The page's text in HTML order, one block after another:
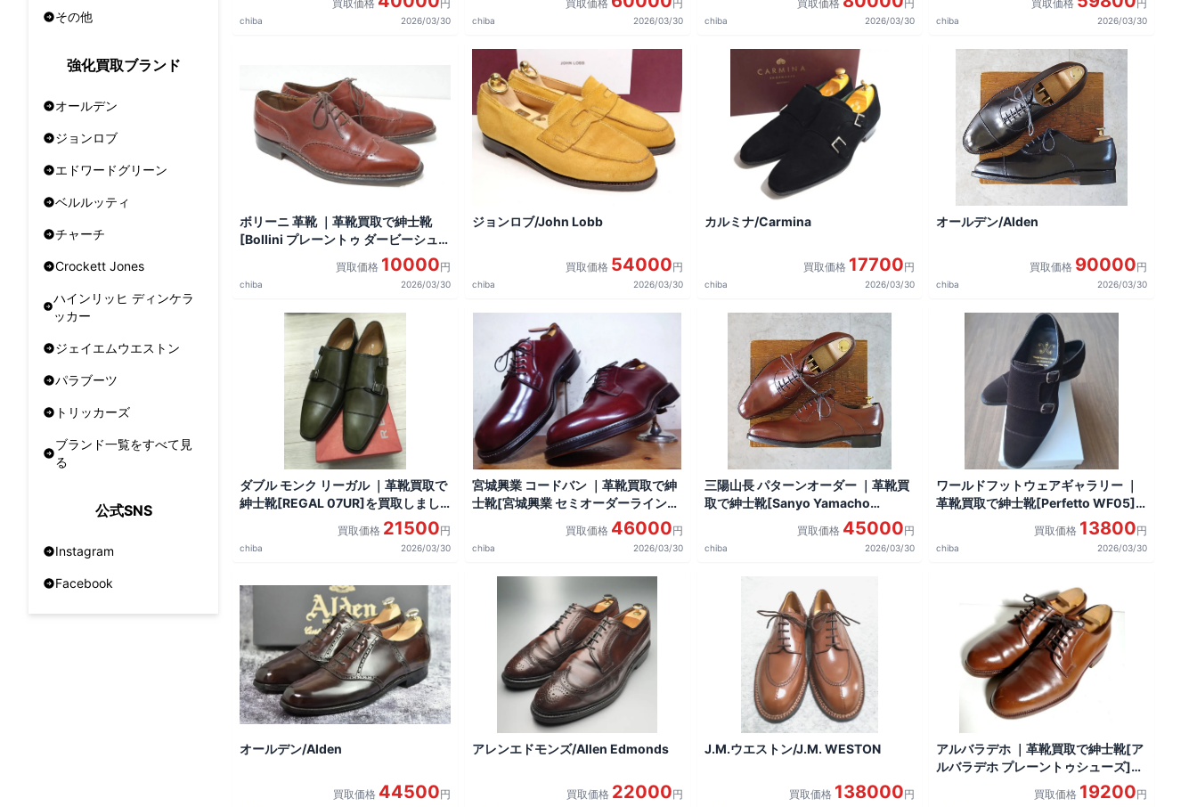
その他
強化買取ブランド
オールデン
ジョンロブ
エドワードグリーン
ベルルッティ
チャーチ
Crockett Jones
ハインリッヒ ディンケラ
ッカー
ジェイエムウエストン
パラブーツ
トリッカーズ
ブランド一覧をすべて見
る
公式SNS
Instagram
Facebook
買取価格 円
chiba 2026/03/30
買取価格 円
chiba 2026/03/30
買取価格 円
chiba 2026/03/30
買取価格 円
chiba 2026/03/30
ボリーニ 革靴 ｜革靴買取で紳士靴
[Bollini プレーントゥ ダービーシュ
買取価格 10000円
chiba 2026/03/30
ジョンロブ/John Lobb
買取価格 54000円
chiba 2026/03/30
カルミナ/Carmina
買取価格 17700円
chiba 2026/03/30
オールデン/Alden
買取価格 90000円
chiba 2026/03/30
ダブル モンク リーガル ｜革靴買取で
紳士靴[REGAL 07UR]を買取しまし
買取価格 21500円
chiba 2026/03/30
宮城興業 コードバン ｜革靴買取で紳
士靴[宮城興業 セミオーダーライン和
買取価格 46000円
chiba 2026/03/30
三陽山長 パターンオーダー ｜革靴買
取で紳士靴[Sanyo Yamacho
KURANOSUKE]を買取しました。
買取価格 45000円
chiba 2026/03/30
ワールドフットウェアギャラリー ｜
革靴買取で紳士靴[Perfetto WF05]
買取価格 13800円
chiba 2026/03/30
オールデン/Alden
買取価格 44500円
アレンエドモンズ/Allen Edmonds
買取価格 22000円
J.M.ウエストン/J.M. WESTON
買取価格 138000円
アルバラデホ ｜革靴買取で紳士靴[ア
ルバラデホ プレーントゥシューズ]を
買取価格 19200円